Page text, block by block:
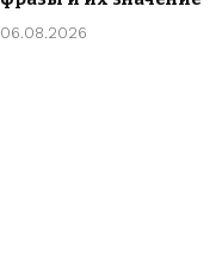
06.08.2026